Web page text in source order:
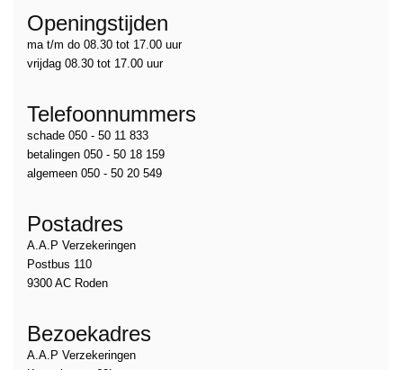
Openingstijden
ma t/m do 08.30 tot 17.00 uur
vrijdag 08.30 tot 17.00 uur
Telefoonnummers
schade 050 - 50 11 833
betalingen 050 - 50 18 159
algemeen 050 - 50 20 549
Postadres
A.A.P Verzekeringen
Postbus 110
9300 AC Roden
Bezoekadres
A.A.P Verzekeringen